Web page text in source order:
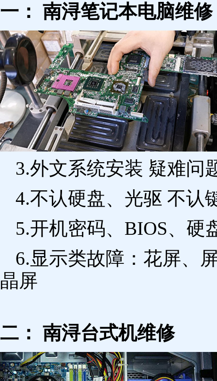
一： 南浔笔记本电脑维修
3.外文系统安装 疑难问
4.不认硬盘、光驱 不认
5.开机密码、BIOS、硬
6.显示类故障：花屏、
晶屏
二： 南浔台式机维修